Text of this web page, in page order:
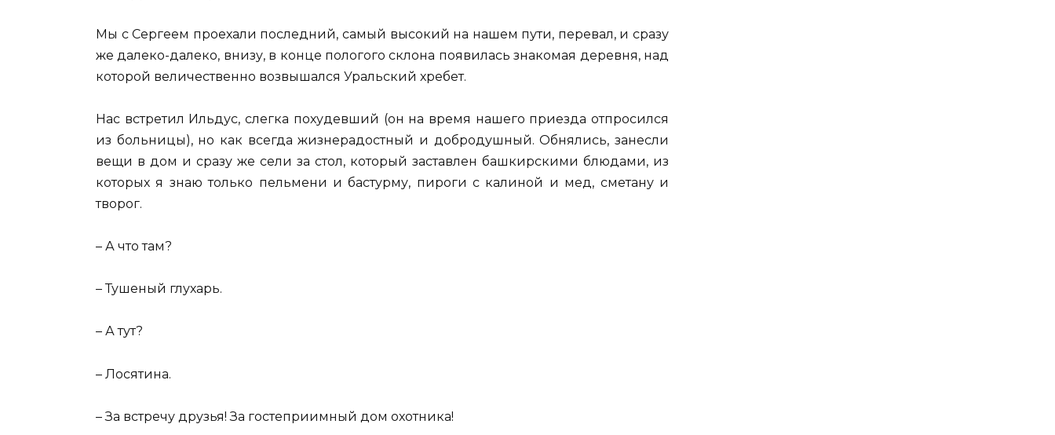
Мы с Сергеем проехали последний, самый высокий на нашем пути, перевал, и сразу
же далеко-далеко, внизу, в конце пологого склона появилась знакомая деревня, над
которой величественно возвышался Уральский хребет.
Нас встретил Ильдус, слегка похудевший (он на время нашего приезда отпросился
из больницы), но как всегда жизнерадостный и добродушный. Обнялись, занесли
вещи в дом и сразу же сели за стол, который заставлен башкирскими блюдами, из
которых я знаю только пельмени и бастурму, пироги с калиной и мед, сметану и
творог.
– А что там?
– Тушеный глухарь.
– А тут?
– Лосятина.
– За встречу друзья! За гостеприимный дом охотника!